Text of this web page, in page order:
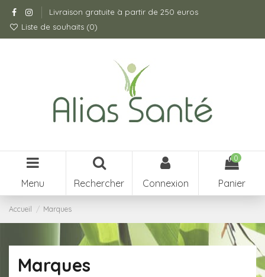
Livraison gratuite à partir de 250 euros
Liste de souhaits (0)
Menu Rechercher Connexion
0
Panier
Accueil Marques
Marques